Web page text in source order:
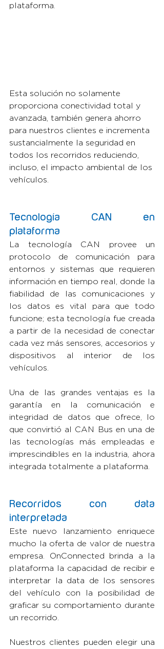
plataforma.
Esta solución no solamente
proporciona conectividad total y
avanzada, también genera ahorro
para nuestros clientes e incrementa
sustancialmente la seguridad en
todos los recorridos reduciendo,
incluso, el impacto ambiental de los
vehículos.
Tecnología CAN en
plataforma
La tecnología CAN provee un
protocolo de comunicación para
entornos y sistemas que requieren
información en tiempo real, donde la
fiabilidad de las comunicaciones y
los datos es vital para que todo
funcione; esta tecnología fue creada
a partir de la necesidad de conectar
cada vez más sensores, accesorios y
dispositivos al interior de los
vehículos.
Una de las grandes ventajas es la
garantía en la comunicación e
integridad de datos que ofrece, lo
que convirtió al CAN Bus en una de
las tecnologías más empleadas e
imprescindibles en la industria, ahora
integrada totalmente a plataforma.
Recorridos con data
interpretada
Este nuevo lanzamiento enriquece
mucho la oferta de valor de nuestra
empresa. OnConnected brinda a la
plataforma la capacidad de recibir e
interpretar la data de los sensores
del vehículo con la posibilidad de
graficar su comportamiento durante
un recorrido.
Nuestros clientes pueden elegir una